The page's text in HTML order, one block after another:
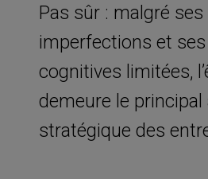
Pas sûr : malgré ses
imperfections et
cognitives limitées,
demeure le
stratégique des